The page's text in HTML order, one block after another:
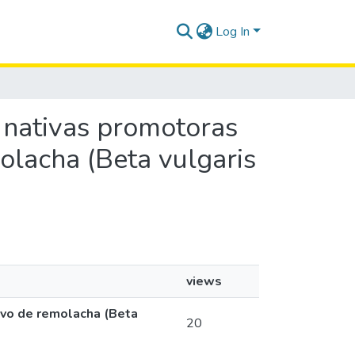
Log In
promotoras
(Beta vulgaris
views
de remolacha (Beta
20